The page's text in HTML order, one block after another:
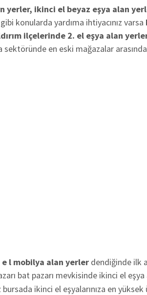
yerler, ikinci el beyaz eşya alan
gibi konularda yardıma ihtiyacınız varsa
ilçelerinde 2. el eşya alan
en eski mağazalar
l mobilya alan yerler dendiğinde ilk
bat pazarı mevkisinde ikinci el eşya
ikinci el eşyalarınıza en